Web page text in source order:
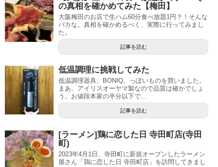
の真相を確かめてみた【梅田】
大阪梅田のお店で生ハム60分食べ放題1円？！そんな
バカな。真相を確かめるべく、実際に行ってみまし
た。
記事を読む
低温調理に挑戦してみた
低温調理器具、BONIQ。っぽいものを買いました。
まあ、アイリスオーヤマ製なので品質は確かでしょ
う。お値段本家の半分以下で...
記事を読む
[ラーメン]鶏に恋した日 寺田町店(寺田
町)
2023年4月1日、寺田町に新規オープンしたラーメン
屋さん「鶏に恋した日 寺田町店」を訪問してきまし